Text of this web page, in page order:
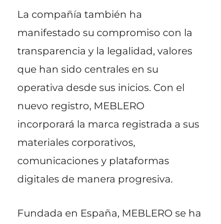
La compañía también ha
manifestado su compromiso con la
transparencia y la legalidad, valores
que han sido centrales en su
operativa desde sus inicios. Con el
nuevo registro, MEBLERO
incorporará la marca registrada a sus
materiales corporativos,
comunicaciones y plataformas
digitales de manera progresiva.
Fundada en España, MEBLERO se ha